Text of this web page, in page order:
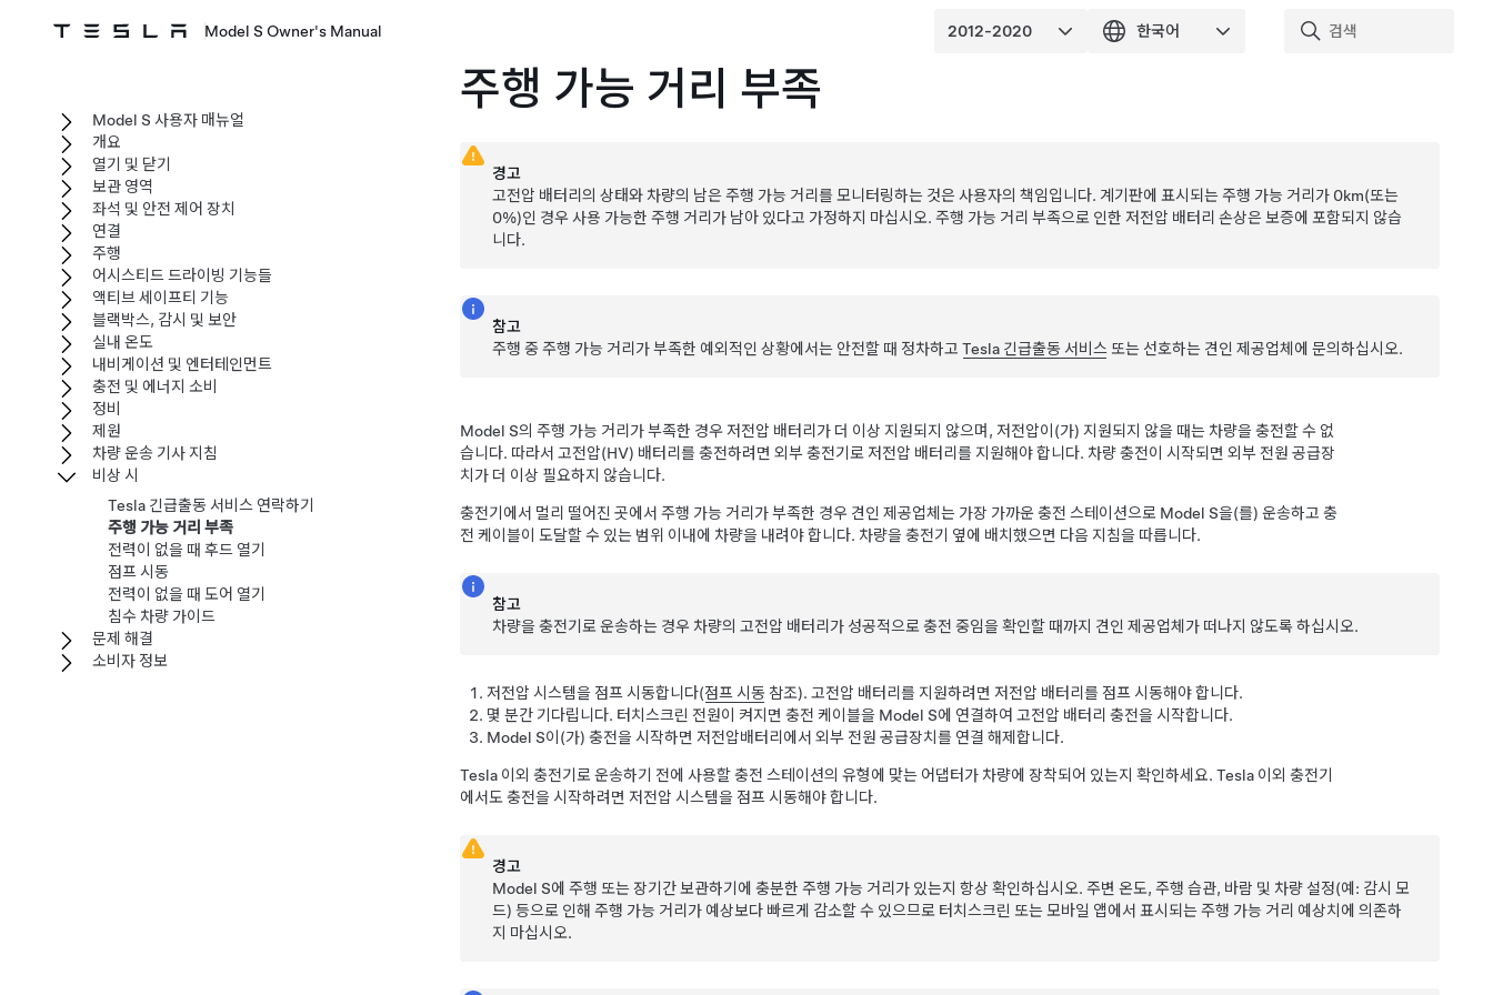
Model S Owner's Manual
주행 가능 거리 부족
경고
고전압 배터리의 상태와 차량의 남은 주행 가능 거리를 모니터링하는 것은 사용자의 책임입니다. 계기판에 표시되는 주행 가능 거리가 0km(또는
0%)인 경우 사용 가능한 주행 거리가 남아 있다고 가정하지 마십시오. 주행 가능 거리 부족으로 인한저전압 배터리 손상은 보증에 포함되지 않습
니다.
참고
주행 중 주행 가능 거리가 부족한 예외적인 상황에서는 안전할 때 정차하고Tesla 긴급출동 서비스 또는 선호하는 견인 제공업체에 문의하십시오.
Model S의 주행 가능 거리가 부족한 경우저전압 배터리가 더 이상 지원되지 않으며, 저전압이(가) 지원되지 않을 때는 차량을 충전할 수 없
습니다. 따라서 고전압(HV) 배터리를 충전하려면 외부 충전기로저전압 배터리를 지원해야 합니다. 차량 충전이 시작되면 외부 전원 공급장
치가 더 이상 필요하지 않습니다.
충전기에서 멀리 떨어진 곳에서 주행 가능 거리가 부족한 경우 견인 제공업체는 가장 가까운 충전 스테이션으로 Model S을(를) 운송하고 충
전 케이블이 도달할 수 있는 범위 이내에 차량을 내려야 합니다. 차량을 충전기 옆에 배치했으면 다음 지침을 따릅니다.
참고
차량을 충전기로 운송하는 경우 차량의 고전압 배터리가 성공적으로 충전 중임을 확인할 때까지 견인 제공업체가 떠나지 않도록 하십시오.
저전압 시스템을 점프 시동합니다(점프 시동 참조). 고전압 배터리를 지원하려면 저전압 배터리를 점프 시동해야 합니다.
몇 분간 기다립니다. 터치스크린 전원이 켜지면 충전 케이블을 Model S에 연결하여 고전압 배터리 충전을 시작합니다.
Model S이(가) 충전을 시작하면 저전압배터리 에서 외부 전원 공급장치를 연결 해제합니다.
Tesla 이외 충전기로 운송하기 전에 사용할 충전 스테이션의 유형에 맞는 어댑터가 차량에 장착되어 있는지 확인하세요. Tesla 이외 충전기
에서도 충전을 시작하려면 저전압 시스템을 점프 시동해야 합니다.
경고
Model S에 주행 또는 장기간 보관하기에 충분한 주행 가능 거리가 있는지 항상 확인하십시오. 주변 온도, 주행 습관, 바람 및 차량 설정(예: 감시 모
드) 등으로 인해 주행 가능 거리가 예상보다 빠르게 감소할 수 있으므로 터치스크린 또는 모바일 앱에서 표시되는 주행 가능 거리 예상치에 의존하
지 마십시오.
Model S 사용자 매뉴얼
개요
열기 및 닫기
보관 영역
좌석 및 안전 제어 장치
연결
주행
어시스티드 드라이빙 기능들
액티브 세이프티 기능
블랙박스, 감시 및 보안
실내 온도
내비게이션 및 엔터테인먼트
충전 및 에너지 소비
정비
제원
차량 운송 기사 지침
비상 시
Tesla 긴급출동 서비스 연락하기
주행 가능 거리 부족
전력이 없을 때 후드 열기
점프 시동
전력이 없을 때 도어 열기
침수 차량 가이드
문제 해결
소비자 정보